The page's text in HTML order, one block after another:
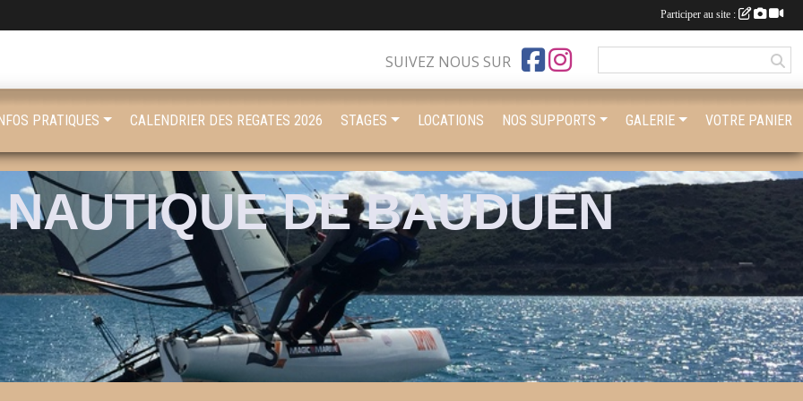
DE BAUDUEN
SUIVEZ NOUS SUR
PRATIQUES CALENDRIER DES REGATES 2026 STAGES LOCATIONS NOS SUPPORTS GALERIE VOTRE PANIER
Participer au site :